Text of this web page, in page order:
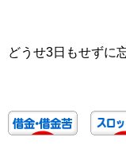
どうせ3日もせずに